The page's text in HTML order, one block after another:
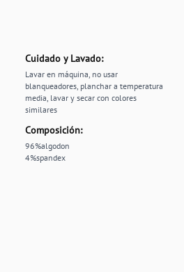
Cuidado y Lavado:
Lavar en máquina, no usar
blanqueadores, planchar a temperatura
media, lavar y secar con colores
similares
Composición:
96%algodon
4%spandex